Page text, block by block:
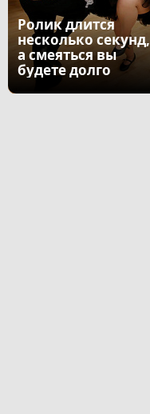
Ролик длится
несколько секунд,
а смеяться вы
будете долго